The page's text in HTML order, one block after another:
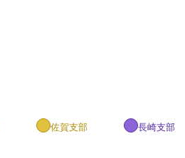
佐賀支部 長崎支部